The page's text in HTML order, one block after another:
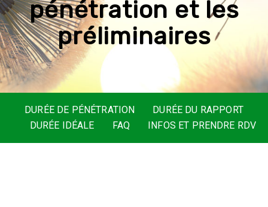
pénétration et les
préliminaires
DURÉE DE PÉNÉTRATION
DURÉE DU RAPPORT
DURÉE IDÉALE
FAQ INFOS ET PRENDRE RDV